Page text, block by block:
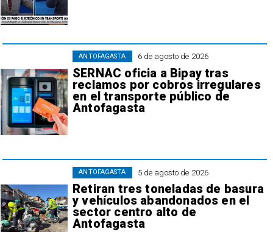
6 de agosto de 2026
SERNAC oficia a Bipay tras
reclamos por cobros irregulares
en el transporte público de
Antofagasta
ANTOFAGASTA
5 de agosto de 2026
Retiran tres toneladas de basura
y vehículos abandonados en el
sector centro alto de
Antofagasta
ANTOFAGASTA